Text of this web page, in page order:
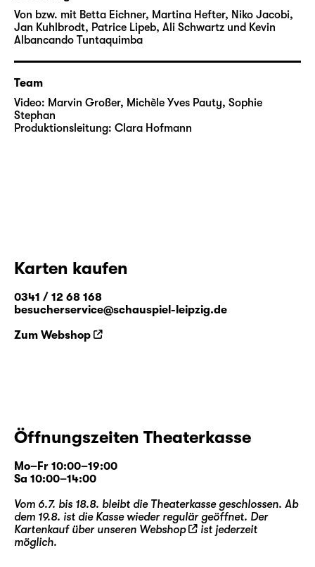
Von bzw. mit Betta Eichner, Martina Hefter, Niko Jacobi,
Jan Kuhlbrodt, Patrice Lipeb, Ali Schwartz und Kevin
Albancando Tuntaquimba
Team
Video: Marvin Großer, Michèle Yves Pauty, Sophie
Stephan
Produktionsleitung: Clara Hofmann
Karten kaufen
0341 / 12 68 168
besucherservice@schauspiel-leipzig.de
Zum Webshop
Öffnungszeiten Theaterkasse
Mo–Fr 10:00–19:00
Sa 10:00–14:00
Vom 6.7. bis 18.8. bleibt die Theaterkasse geschlossen. Ab
dem 19.8. ist die Kasse wieder regulär geöffnet. Der
Kartenkauf über unseren Webshop
ist jederzeit
möglich.